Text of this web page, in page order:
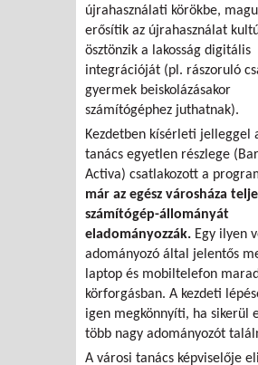
újrahasználati körökbe,
erősítik az újrahasználat
ösztönzik a lakosság digitális
integrációját (pl. rászoruló
gyermek beiskolázásakor
számítógéphez juthatnak).
Kezdetben kísérleti jelleggel
tanács egyetlen részlege
Activa) csatlakozott a
már az egész városháza
számítógép-állományát
eladományozzák. Egy ilyen
adományozó által jelentős
laptop és mobiltelefon
körforgásban. A kezdeti
igen megkönnyíti, ha sikerül
több nagy adományozót
A városi tanács képviselője